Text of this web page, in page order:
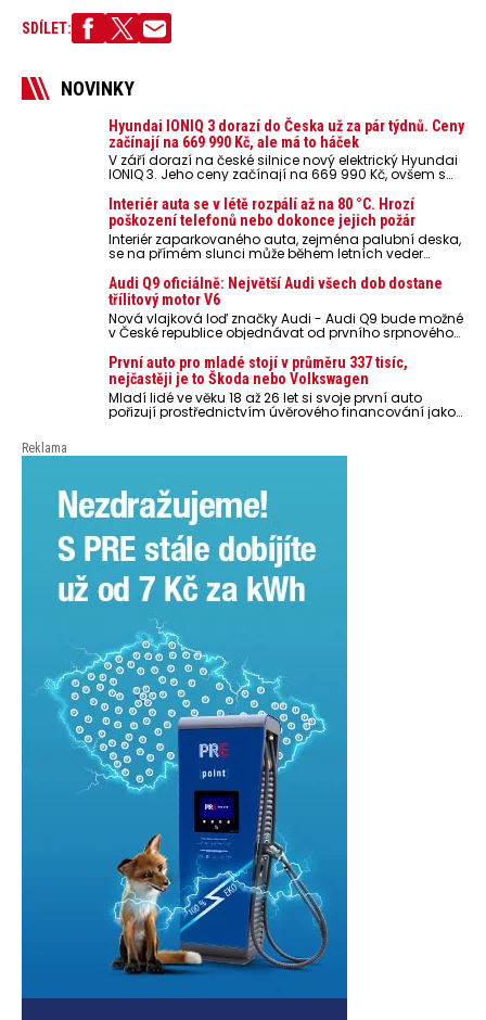
SDÍLET:
NOVINKY
Hyundai IONIQ 3 dorazí do Česka už za pár týdnů. Ceny
začínají na 669 990 Kč, ale má to háček
V září dorazí na české silnice nový elektrický Hyundai
IONIQ 3. Jeho ceny začínají na 669 990 Kč, ovšem s
případně 529 579 Kč bez DPH pro firemní zákazníky a
podnikatele. Ceníková cena zatím není známa.
Interiér auta se v létě rozpálí až na 80 °C. Hrozí
poškození telefonů nebo dokonce jejich požár
Interiér zaparkovaného auta, zejména palubní deska,
se na přímém slunci může během letních veder
nebezpečí pro odložené mobilní telefony, powerbanky
nebo notebooky. Můžou urychlit stárnutí baterií,
poškodit elektroniku a ve výjimečných případech i
zvýšit riziko požáru.
Audi Q9 oficiálně: Největší Audi všech dob dostane
třílitový motor V6
Nová vlajková loď značky Audi - Audi Q9 bude možné
v České republice objednávat od prvního srpnového
První auto pro mladé stojí v průměru 337 tisíc,
nejčastěji je to Škoda nebo Volkswagen
Mladí lidé ve věku 18 až 26 let si svoje první auto
pořizují prostřednictvím úvěrového financování jako
tisíc korun a průměrná financovaná částka
Reklama